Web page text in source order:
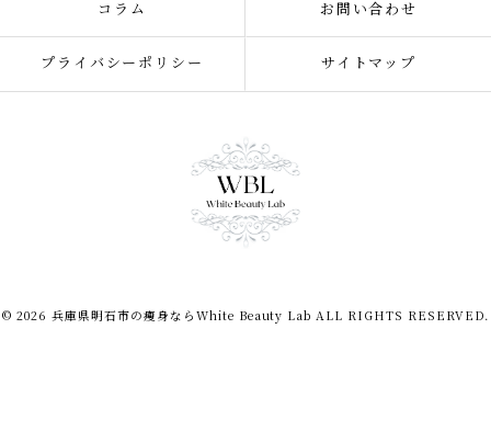
コラム お問い合わせ
プライバシーポリシー サイトマップ
© 2026 兵庫県明石市の痩身ならWhite Beauty Lab ALL RIGHTS RESERVED.